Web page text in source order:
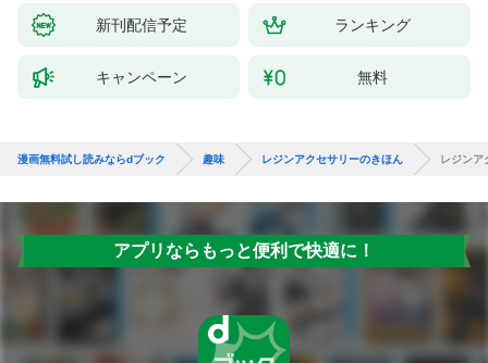
新刊配信予定 ランキング
キャンペーン 無料
漫画無料試し読みならdブック 趣味 レジンアクセサリーのきほん レジンア
アプリならもっと便利で快適に！